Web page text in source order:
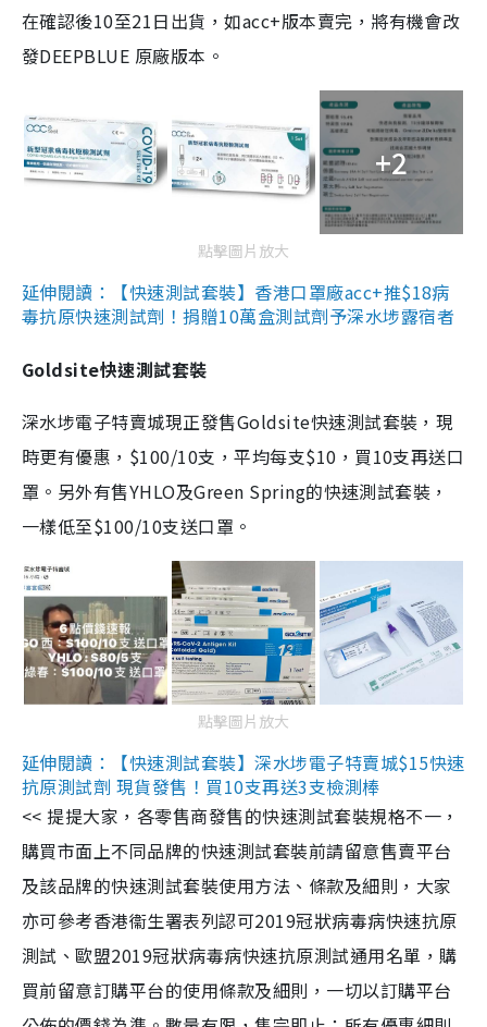
在確認後10至21日出貨，如acc+版本賣完，將有機會改
發DEEPBLUE 原廠版本。
+2
點擊圖片放大
延伸閱讀：【快速測試套裝】香港口罩廠acc+推$18病
毒抗原快速測試劑！捐贈10萬盒測試劑予深水埗露宿者
Goldsite快速測試套裝
深水埗電子特賣城現正發售Goldsite快速測試套裝，現
時更有優惠，$100/10支，平均每支$10，買10支再送口
罩。另外有售YHLO及Green Spring的快速測試套裝，
一樣低至$100/10支送口罩。
點擊圖片放大
延伸閱讀：【快速測試套裝】深水埗電子特賣城$15快速
抗原測試劑 現貨發售！買10支再送3支檢測棒
<< 提提大家，各零售商發售的快速測試套裝規格不一，
購買市面上不同品牌的快速測試套裝前請留意售賣平台
及該品牌的快速測試套裝使用方法、條款及細則，大家
亦可參考香港衞生署表列認可2019冠狀病毒病快速抗原
測試、歐盟2019冠狀病毒病快速抗原測試通用名單，購
買前留意訂購平台的使用條款及細則，一切以訂購平台